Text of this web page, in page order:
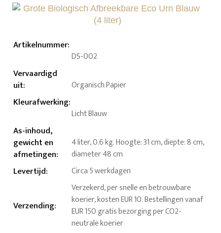
Artikelnummer:
DS-002
Vervaardigd
uit: Organisch Papier
Kleurafwerking:
Licht Blauw
As-inhoud,
gewicht en
afmetingen:
4 liter, 0.6 kg. Hoogte: 31 cm, diepte: 8 cm,
diameter 48 cm
Levertijd: Circa 5 werkdagen
Verzending:
Verzekerd, per snelle en betrouwbare
koerier, kosten EUR 10. Bestellingen vanaf
EUR 150 gratis bezorging per CO2-
neutrale koerier